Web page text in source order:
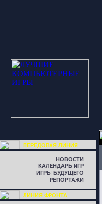
ПЕРЕДОВАЯ ЛИНИЯ
НОВОСТИ
КАЛЕНДАРЬ ИГР
ИГРЫ БУДУЩЕГО
РЕПОРТАЖИ
ЛИНИЯ ФРОНТА